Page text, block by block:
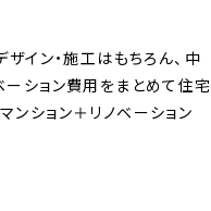
イン・施工はもちろん、中
ーション費用をまとめて住宅
ション＋リノベーション